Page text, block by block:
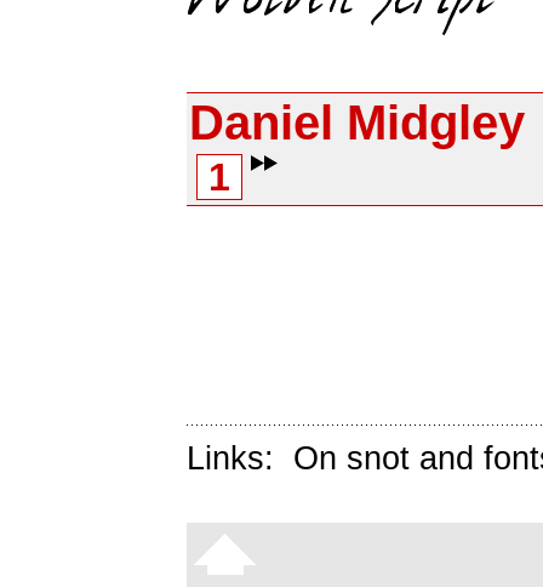
Daniel Midgley
1
Links: On snot and